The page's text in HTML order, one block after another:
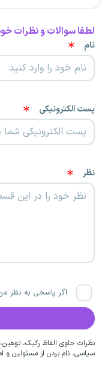
لطفا سوالات و نظرات
نام
پست الکترونیکی
نظر
اگر پاسخی به نظر
نظرات حاوی الفاظ رکیک،
سیاسی، نام بردن از مسئولین و